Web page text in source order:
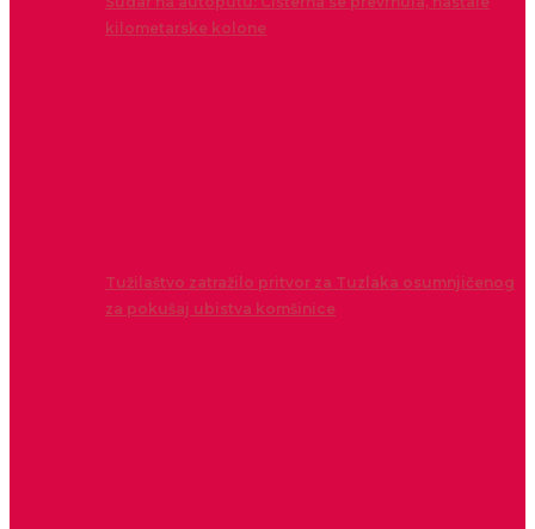
kilometarske kolone
Tužilaštvo zatražilo pritvor za Tuzlaka osumnjičenog
za pokušaj ubistva komšinice